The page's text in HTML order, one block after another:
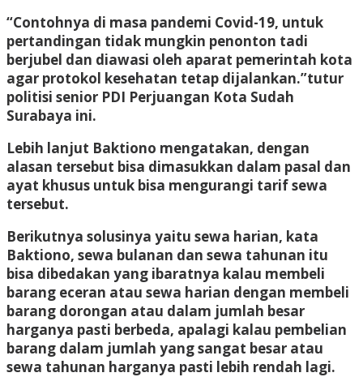
“Contohnya di masa pandemi Covid-19, untuk
pertandingan tidak mungkin penonton tadi
berjubel dan diawasi oleh aparat pemerintah kota
agar protokol kesehatan tetap dijalankan.”tutur
politisi senior PDI Perjuangan Kota Sudah
Surabaya ini.
Lebih lanjut Baktiono mengatakan, dengan
alasan tersebut bisa dimasukkan dalam pasal dan
ayat khusus untuk bisa mengurangi tarif sewa
tersebut.
Berikutnya solusinya yaitu sewa harian, kata
Baktiono, sewa bulanan dan sewa tahunan itu
bisa dibedakan yang ibaratnya kalau membeli
barang eceran atau sewa harian dengan membeli
barang dorongan atau dalam jumlah besar
harganya pasti berbeda, apalagi kalau pembelian
barang dalam jumlah yang sangat besar atau
sewa tahunan harganya pasti lebih rendah lagi.